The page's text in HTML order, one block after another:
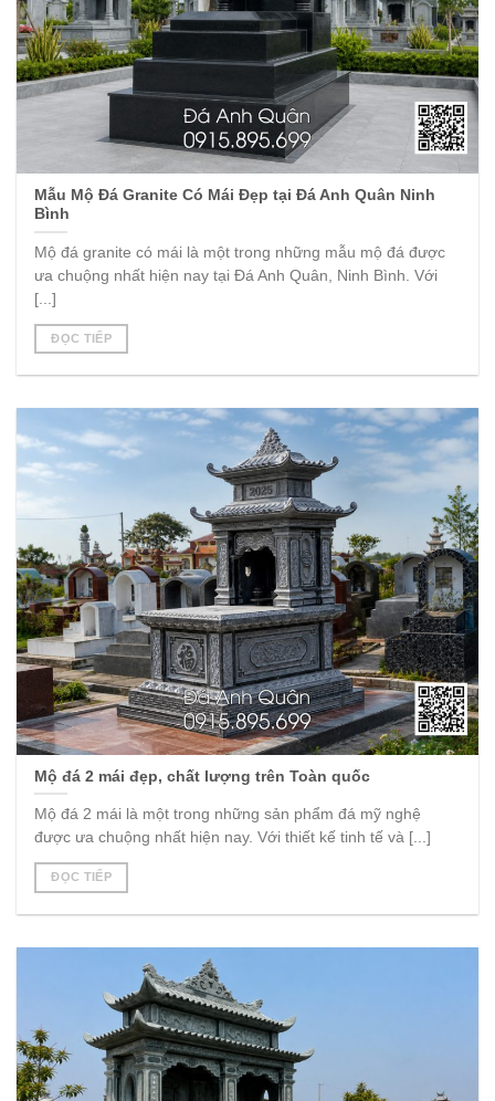
Mẫu Mộ Đá Granite Có Mái Đẹp tại Đá Anh Quân Ninh
Bình
Mộ đá granite có mái là một trong những mẫu mộ đá được
ưa chuộng nhất hiện nay tại Đá Anh Quân, Ninh Bình. Với
[...]
ĐỌC TIẾP
Mộ đá 2 mái đẹp, chất lượng trên Toàn quốc
Mộ đá 2 mái là một trong những sản phẩm đá mỹ nghệ
được ưa chuộng nhất hiện nay. Với thiết kế tinh tế và [...]
ĐỌC TIẾP